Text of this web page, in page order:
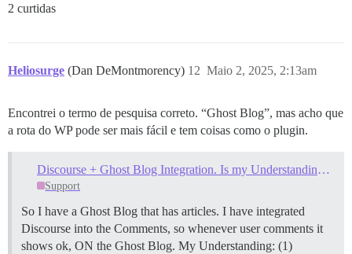
2 curtidas
Heliosurge (Dan DeMontmorency) Maio 2, 2025, 2:13am
12
Encontrei o termo de pesquisa correto. “Ghost Blog”, mas acho que
a rota do WP pode ser mais fácil e tem coisas como o plugin.
Discourse + Ghost Blog Integration. Is my Understanding Wrong?
Support
So I have a Ghost Blog that has articles. I have integrated
Discourse into the Comments, so whenever user comments it
shows ok, ON the Ghost Blog. My Understanding: (1)